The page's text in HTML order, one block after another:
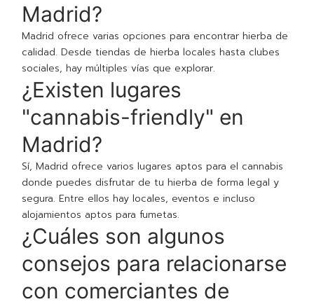
Madrid?
Madrid ofrece varias opciones para encontrar hierba de
calidad. Desde tiendas de hierba locales hasta clubes
sociales, hay múltiples vías que explorar.
¿Existen lugares
"cannabis-friendly" en
Madrid?
Sí, Madrid ofrece varios lugares aptos para el cannabis
donde puedes disfrutar de tu hierba de forma legal y
segura. Entre ellos hay locales, eventos e incluso
alojamientos aptos para fumetas.
¿Cuáles son algunos
consejos para relacionarse
con comerciantes de